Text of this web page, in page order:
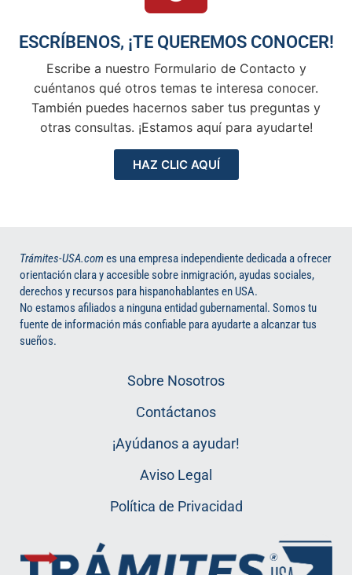
ESCRÍBENOS, ¡TE QUEREMOS CONOCER!
Escribe a nuestro Formulario de Contacto y
cuéntanos qué otros temas te interesa conocer.
También puedes hacernos saber tus preguntas y
otras consultas. ¡Estamos aquí para ayudarte!
HAZ CLIC AQUÍ
Trámites-USA.comes una empresa independiente dedicada a ofrecer
orientación clara y accesible sobre inmigración, ayudas sociales,
derechos y recursos para hispanohablantes en USA.
No estamos afiliados a ninguna entidad gubernamental. Somos tu
fuente de información más confiable para ayudarte a alcanzar tus
sueños.
Sobre Nosotros
Contáctanos
¡Ayúdanos a ayudar!
Aviso Legal
Política de Privacidad